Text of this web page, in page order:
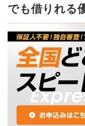
でも借りれる